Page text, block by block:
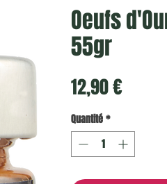
Oeufs
55gr
12,90 €Prix
Quantité*